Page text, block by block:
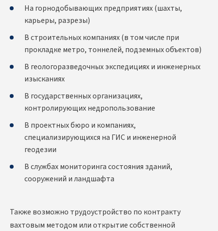
На горнодобывающих предприятиях (шахты,
карьеры, разрезы)
В строительных компаниях (в том числе при
прокладке метро, тоннелей, подземных объектов)
В геологоразведочных экспедициях и инженерных
изысканиях
В государственных организациях,
контролирующих недропользование
В проектных бюро и компаниях,
специализирующихся на ГИС и инженерной
геодезии
В службах мониторинга состояния зданий,
сооружений и ландшафта
Также возможно трудоустройство по контракту
вахтовым методом или открытие собственной